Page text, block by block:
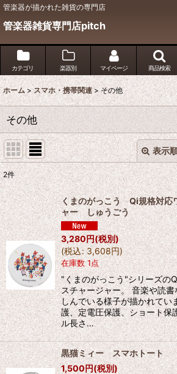
管楽器が描かれた雑貨の専門店
管楽器雑貨専門店pitch
カテゴリ 楽器別 マイページ 商品検索
ホーム > スマホ・携帯関連 > その他
その他
表示
表示数:
並び順:
絞り込む
2件
くまのがっこう Qi規格対応
ャー しゅうごう
3,280円(税別)
(税込: 3,608円)
在庫数 1点
"くまのがっこう"シリーズの
スチャージャー。 音楽や読
しんでいる様子が描かれてい
護、定電圧保護、ショート保
ル長さ…
黒猫ミィー スマホトート
1,500円(税別)